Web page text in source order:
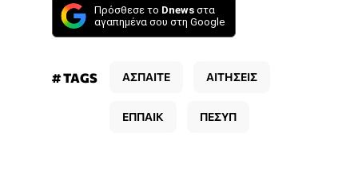
Πρόσθεσε το Dnews στα
αγαπημένα σου στη Google
# TAGS ΑΣΠΑΙΤΕ ΑΙΤΗΣΕΙΣ
ΕΠΠΑΙΚ ΠΕΣΥΠ